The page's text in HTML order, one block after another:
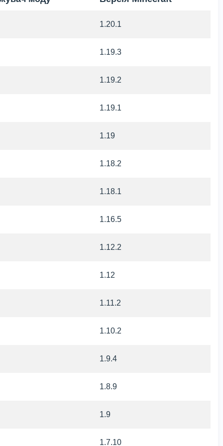
1.20.1
1.19.3
1.19.2
1.19.1
1.19
1.18.2
1.18.1
1.16.5
1.12.2
1.12
1.11.2
1.10.2
1.9.4
1.8.9
1.9
1.7.10